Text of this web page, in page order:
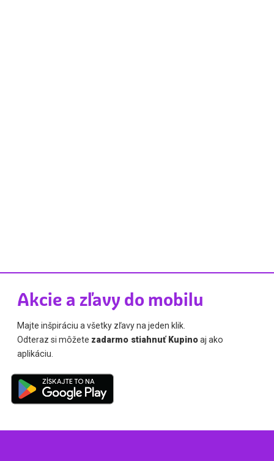
Akcie a zľavy do mobilu
Majte inšpiráciu a všetky zľavy na jeden klik.
Odteraz si môžete zadarmo stiahnuť Kupinoaj ako
aplikáciu.